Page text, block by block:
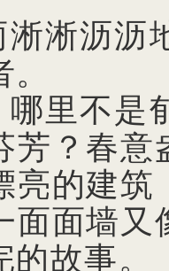
淅淅沥沥
里不是
芳？春
亮的建
面面墙
故事。